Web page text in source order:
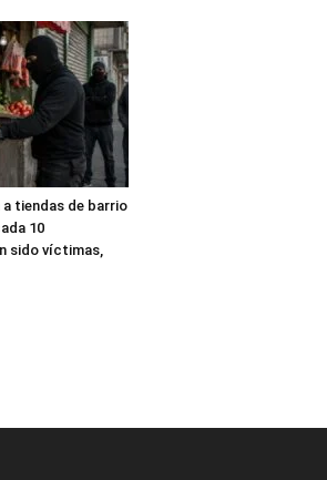
tiendas de barrio
10
sido víctimas,